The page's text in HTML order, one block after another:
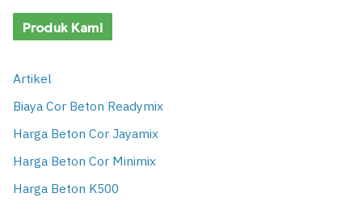
Produk Kami
Artikel
Biaya Cor Beton Readymix
Harga Beton Cor Jayamix
Harga Beton Cor Minimix
Harga Beton K500